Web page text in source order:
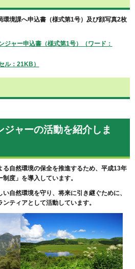
環境課へ申込書（様式第1号）及び顔写真2枚
ジャー申込書（様式第1号）（ワード：
ル：21KB）
ジャーの活動を紹介しま
自然環境の保全を推進するため、平成13年
度」を導入しています。
自然環境を守り、将来に引き継ぐために、
ティアとして活動しています。